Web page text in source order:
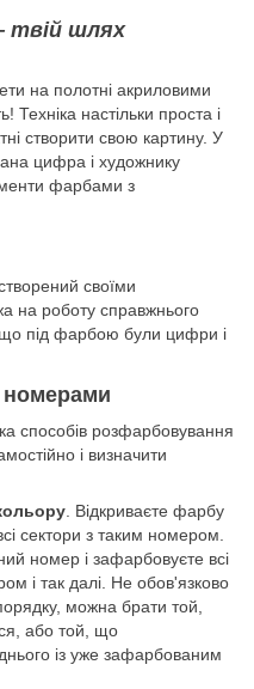
твій шлях
на полотні акриловими
настільки проста і
створити свою картину. У
цифра і художнику
фарбами з
своїми
на роботу справжнього
що під фарбою були цифри і
номерами
способів розфарбовування
і визначити
. Відкриваєте фарбу
сектори з таким номером.
номер і зафарбовуєте всі
і так далі. Не обов'язково
можна брати той,
або той, що
із уже зафарбованим